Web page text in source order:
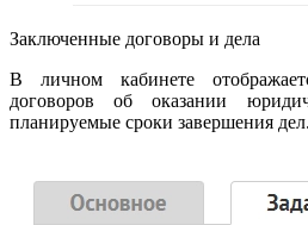
Заключенные договоры и дела
В личном кабинете
договоров об оказании
планируемые сроки завершения дел.